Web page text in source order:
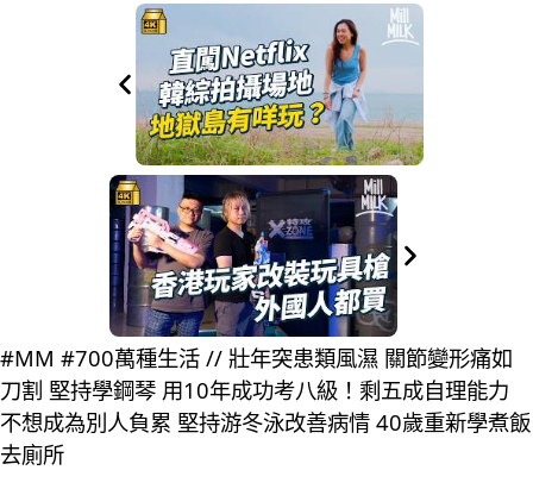
#MM #700萬種生活 // 壯年突患類風濕 關節變形痛如
刀割 堅持學鋼琴 用10年成功考八級！剩五成自理能力
不想成為別人負累 堅持游冬泳改善病情 40歲重新學煮飯
去廁所